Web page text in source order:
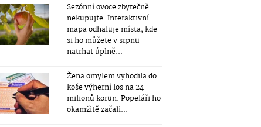
Sezónní ovoce zbytečně
nekupujte. Interaktivní
mapa odhaluje místa, kde
si ho můžete v srpnu
natrhat úplně...
Žena omylem vyhodila do
koše výherní los na 24
milionů korun. Popeláři ho
okamžitě začali...